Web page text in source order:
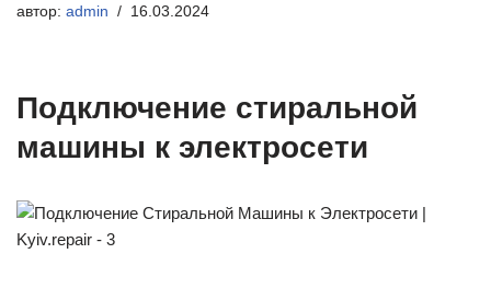
автор: admin 16.03.2024
Подключение стиральной
машины к электросети